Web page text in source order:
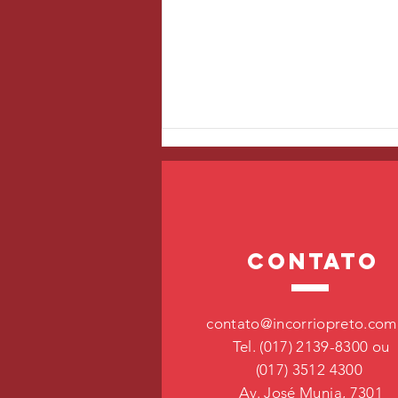
Arritmias cardíacas
contato
Tel. (017) 2139-8300 ou
(017) 3512 4300
Av. José Munia, 7301